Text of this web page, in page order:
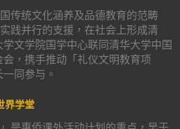
传统文化涵养及品德教育的范畴
践并行的支援，在社会上形成清
文学院国学中心联同清华大学中国
，携手推动「礼仪文明教育项
同参与。
界学堂